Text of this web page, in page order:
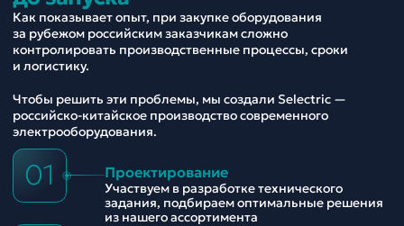
Как показывает опыт, при закупке оборудования
за рубежом российским заказчикам сложно
контролировать производственные процессы, сроки
и логистику.
Чтобы решить эти проблемы, мы создали Selectric —
российско-китайское производство современного
электрооборудования.
01 Проектирование
Участвуем в разработке технического
задания, подбираем оптимальные решения
из нашего ассортимента